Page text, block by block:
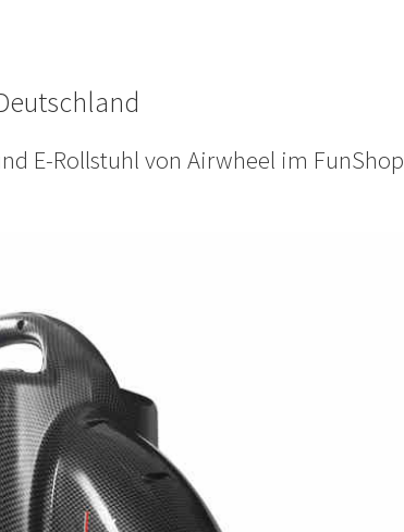
E-Rollstuhl von Airwheel im FunShop